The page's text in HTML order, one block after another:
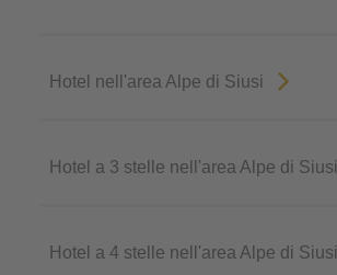
Hotel nell'area Alpe di Siusi
Hotel a 3 stelle nell'area Alpe di Siusi
Hotel a 4 stelle nell'area Alpe di Siusi